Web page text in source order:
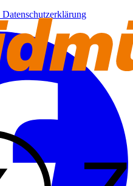
Datenschutzerklärung